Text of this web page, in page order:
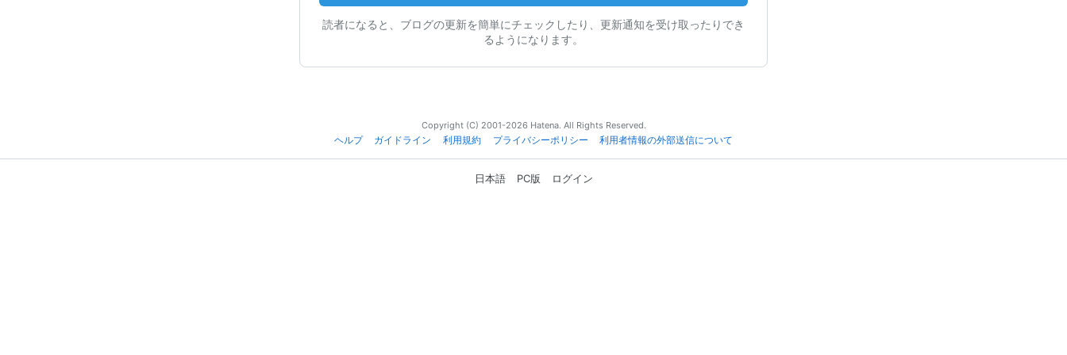
読者になると、ブログの更新を簡単にチェックしたり、更新通知を受け取ったりでき
るようになります。
Copyright (C) 2001-2026 Hatena. All Rights Reserved.
ヘルプ
ガイドライン 利用規約 プライバシーポリシー 利用者情報の外部送信について
日本語 PC版 ログイン